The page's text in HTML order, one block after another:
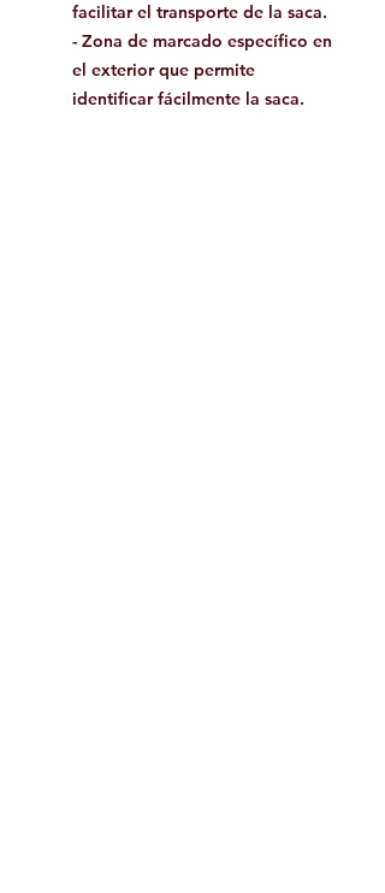
facilitar el transporte de la saca.
- Zona de marcado específico en
el exterior que permite
identificar fácilmente la saca.